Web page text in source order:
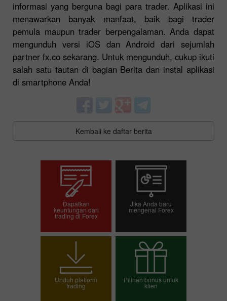
informasi yang berguna bagi para trader. Aplikasi ini
menawarkan banyak manfaat, baik bagi trader
pemula maupun trader berpengalaman. Anda dapat
mengunduh versi iOS dan Android dari sejumlah
partner fx.co sekarang. Untuk mengunduh, cukup ikuti
salah satu tautan di bagian Berita dan instal aplikasi
di smartphone Anda!
Kembali ke daftar berita
Dapatkan
keuntungan dari
trading di Forex
Jika Anda baru
mengenal Forex
Buka akun demo
Unduh platform
trading
Pilihan bonus untuk
klien